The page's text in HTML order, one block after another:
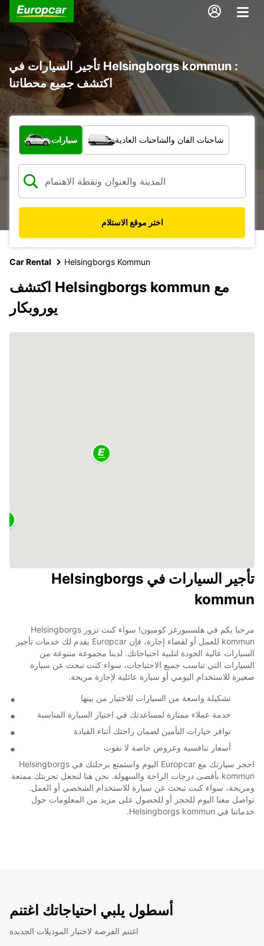
تأجير السيارات في Helsingborgs kommun :
اكتشف جميع محطاتنا
ما نوع المركبة؟
سيارات شاحنات الفان والشاحنات العادية
اختر موقع الاستلام
Car Rental Helsingborgs Kommun
اكتشف Helsingborgs kommun مع
يوروبكار
تأجير السيارات في Helsingborgs
kommun
مرحبا بكم في هلسنبورغز كوميون! سواء كنت تزور Helsingborgs
kommun للعمل أو لقضاء إجازة، فإن Europcar يقدم لك خدمات تأجير
السيارات عالية الجودة لتلبية احتياجاتك. لدينا مجموعة متنوعة من
السيارات التي تناسب جميع الاحتياجات، سواء كنت تبحث عن سيارة
صغيرة للاستخدام اليومي أو سيارة عائلية لإجازة مريحة.
تشكيلة واسعة من السيارات للاختيار من بينها
خدمة عملاء ممتازة لمساعدتك في اختيار السيارة المناسبة
توافر خيارات التأمين لضمان راحتك أثناء القيادة
أسعار تنافسية وعروض خاصة لا تفوت
احجز سيارتك مع Europcar اليوم واستمتع برحلتك في Helsingborgs
kommun بأقصى درجات الراحة والسهولة. نحن هنا لنجعل تجربتك ممتعة
ومريحة، سواء كنت تبحث عن سيارة للاستخدام الشخصي أو العمل.
تواصل معنا اليوم للحجز أو للحصول على مزيد من المعلومات حول
خدماتنا في Helsingborgs kommun.
أسطول يلبي احتياجاتك اغتنم
اغتنم الفرصة لاختبار الموديلات الجديدة